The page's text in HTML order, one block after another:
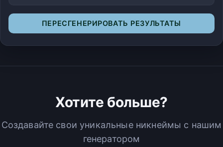
ПЕРЕСГЕНЕРИРОВАТЬ РЕЗУЛЬТАТЫ
Хотите больше?
Создавайте свои уникальные никнеймы с нашим
генератором